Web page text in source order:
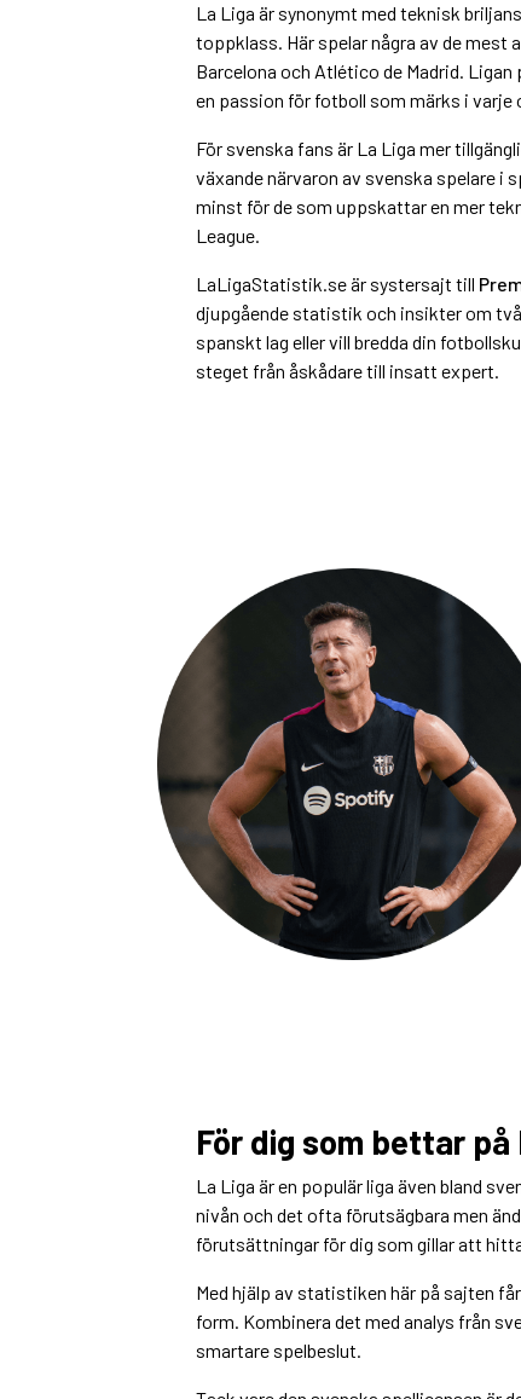
La Liga är synonymt med teknisk
toppklass. Här spelar några av de mest
Barcelona och Atlético de Madrid.
en passion för fotboll som märks i varje
För svenska fans är La Liga mer
växande närvaron av svenska spelare i
minst för de som uppskattar en mer
League.
LaLigaStatistik.se är systersajt till
djupgående statistik och insikter om
spanskt lag eller vill bredda din
steget från åskådare till insatt expert.
För dig som bettar på
La Liga är en populär liga även bland
nivån och det ofta förutsägbara men
förutsättningar för dig som gillar att
Med hjälp av statistiken här på sajten
form. Kombinera det med analys från
smartare spelbeslut.